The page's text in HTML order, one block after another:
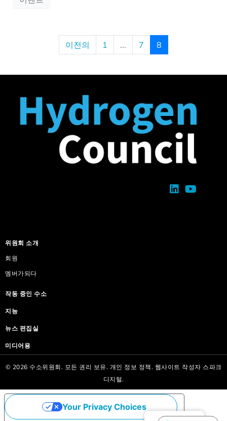
이전의 1 ... 7 8
위원회 소개
회원
멤버가되다
작동 중인 수소
지능
뉴스 편집실
미디어용
© 2026 수소위원회. 모든 권리 보유. 개인 정보 정책. 웹사이트 작성자 스파크
디지털.
Your Privacy Choices